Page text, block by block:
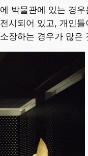
박물관에 있는 경
시되어 있고, 개인
장하는 경우가 많은